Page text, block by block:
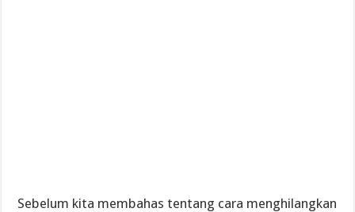
Sebelum kita membahas tentang cara menghilangkan